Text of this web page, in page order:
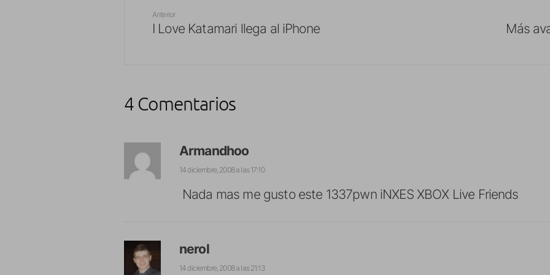
Anterior
I Love Katamari llega al iPhone Más
4 Comentarios
Armandhoo
14 diciembre, 2008 a las 17:10
Nada mas me gusto este 1337pwn iNXES XBOX Live Friends
nerol
14 diciembre, 2008 a las 21:13